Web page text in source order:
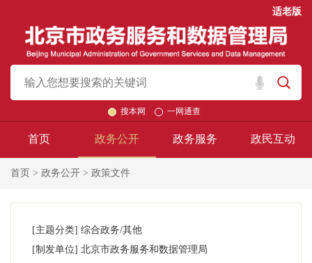
搜本网 一网通查
适老版
首页 政务公开 政务服务 政民互动
首页 > 政务公开 > 政策文件
[主题分类] 综合政务/其他
[制发单位] 北京市政务服务和数据管理局